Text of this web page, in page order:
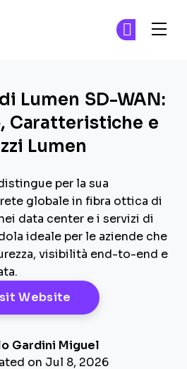
Lumen SD-WAN:
Caratteristiche e
Lumen
per la sua
globale in fibra ottica di
data center e i servizi di
ideale per le aziende che
visibilità end-to-end e
Website Opens New
Gardini Miguel
on Jul 8, 2026